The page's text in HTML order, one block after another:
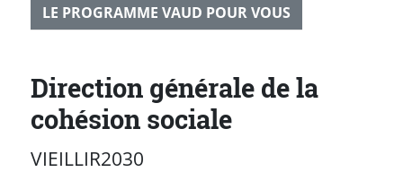
LE PROGRAMME VAUD POUR VOUS
Direction générale de la
cohésion sociale
VIEILLIR2030